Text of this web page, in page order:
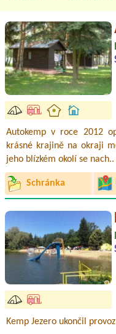
Autokemp v roce 2012
krásné krajině na okraji
jeho blízkém okolí se nach..
Schránka
Kemp Jezero ukončil